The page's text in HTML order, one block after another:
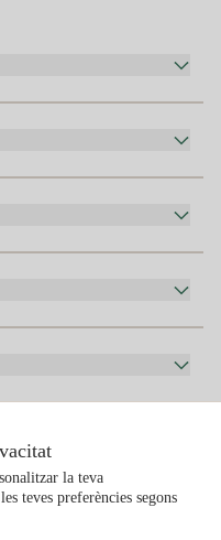
la teva
teves preferències segons